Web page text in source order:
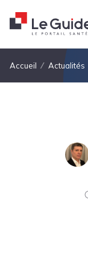
Fil d'Ariane
Accueil Actualités